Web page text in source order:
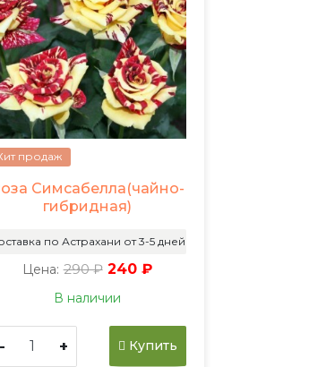
продаж
Симсабелла(чайно-
гибридная)
по Астрахани от 3-5 дней
Цена: 290 ₽ 240 ₽
В наличии
- + Купить